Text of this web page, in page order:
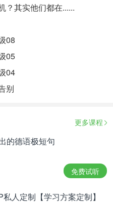
？其实他们都在......
08
05
04
别
更多课程
的德语极短句
免费试听
人定制【学习方案定制】